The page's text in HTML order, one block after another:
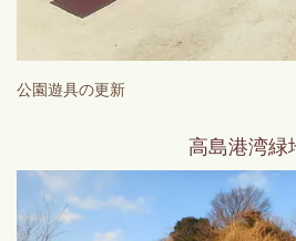
公園遊具の更新
高島港湾緑